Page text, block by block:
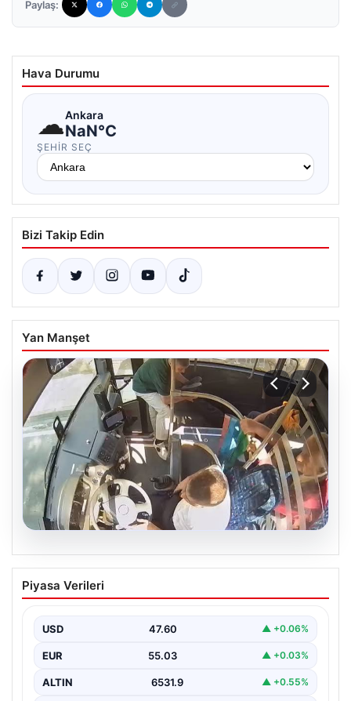
Paylaş:
Hava Durumu
☁Ankara
NaN°C
ŞEHIR SEÇ
Bizi Takip Edin
Yan Manşet
Otobüste Rahatsızlanan Yolcuyu Şoför
Hızla Hastaneye Yönlendirdi
otobüslerinde yaşanan ilginç ve dikkat çekici…
Piyasa Verileri
USD 47.60 ▲ +0.06%
EUR 55.03 ▲ +0.03%
ALTIN 6531.9 ▲ +0.55%